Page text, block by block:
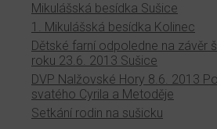
Mikulášská besídka Sušice
1. Mikulášská besídka Kolinec
Dětské farní odpoledne na závěr
roku 23.6. 2013 Sušice
DVP Nalžovské Hory 8.6. 2013
svatého Cyrila a Metoděje
Setkání rodin na sušicku